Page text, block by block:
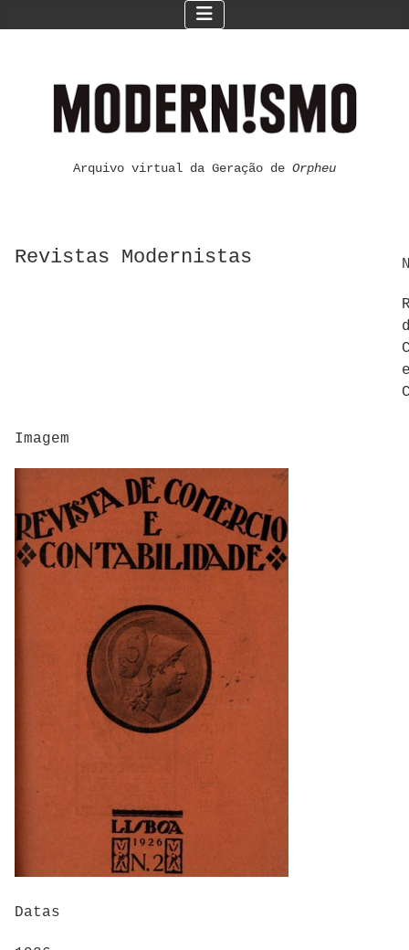
Arquivo virtual da Geração de Orpheu
Revistas Modernistas
Imagem
Datas